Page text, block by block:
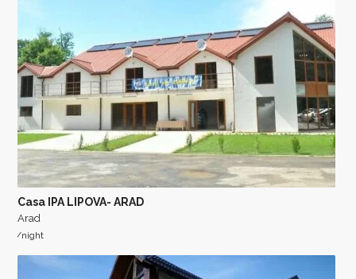
Casa IPA LIPOVA- ARAD
Arad
/night